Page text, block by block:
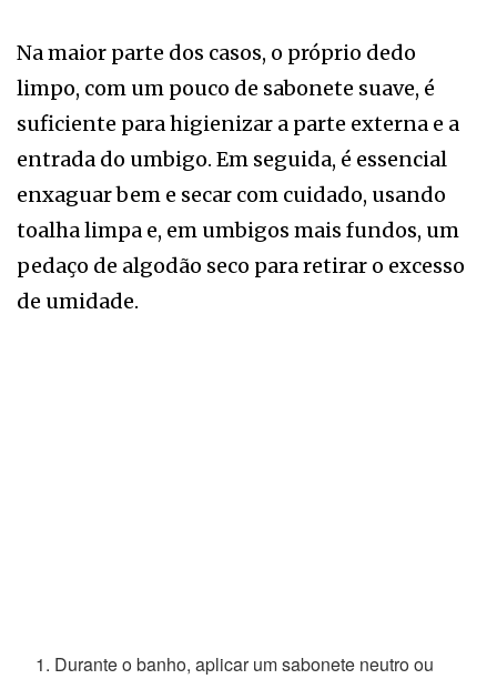
Na maior parte dos casos, o próprio dedo
limpo, com um pouco de sabonete suave, é
suficiente para higienizar a parte externa e a
entrada do umbigo. Em seguida, é essencial
enxaguar bem e secar com cuidado, usando
toalha limpa e, em umbigos mais fundos, um
pedaço de algodão seco para retirar o excesso
de umidade.
Durante o banho, aplicar um sabonete neutro ou